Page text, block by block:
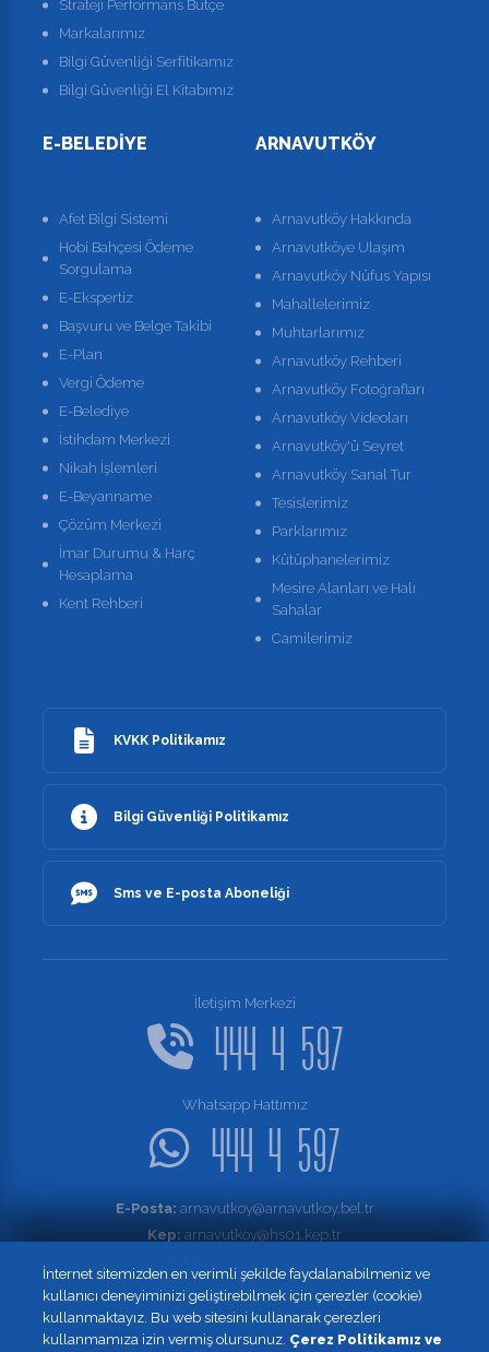
Strateji Performans Bütçe
Markalarımız
Bilgi Güvenliği Serfitikamız
Bilgi Güvenliği El Kitabımız
E-BELEDIYE
Afet Bilgi Sistemi
Hobi Bahçesi Ödeme
Sorgulama
E-Ekspertiz
Başvuru ve Belge Takibi
E-Plan
Vergi Ödeme
E-Belediye
İstihdam Merkezi
Nikah İşlemleri
E-Beyanname
Çözüm Merkezi
İmar Durumu & Harç
Hesaplama
Kent Rehberi
ARNAVUTKÖY
Arnavutköy Hakkında
Arnavutköye Ulaşım
Arnavutköy Nüfus Yapısı
Mahallelerimiz
Muhtarlarımız
Arnavutköy Rehberi
Arnavutköy Fotoğrafları
Arnavutköy Videoları
Arnavutköy'ü Seyret
Arnavutköy Sanal Tur
Tesislerimiz
Parklarımız
Kütüphanelerimiz
Mesire Alanları ve Halı
Sahalar
Camilerimiz
KVKK Politikamız
Bilgi Güvenliği Politikamız
Sms ve E-posta Aboneliği
İletişim Merkezi
444 4 597
Whatsapp Hattımız
444 4 597
E-Posta: arnavutkoy@arnavutkoy.bel.tr
Kep: arnavutkoy@hs01.kep.tr
İnternet sitemizden en verimli şekilde faydalanabilmeniz ve
kullanıcı deneyiminizi geliştirebilmek için çerezler (cookie)
kullanmaktayız. Bu web sitesini kullanarak çerezleri
kullanmamıza izin vermiş olursunuz. Çerez Politikamız ve